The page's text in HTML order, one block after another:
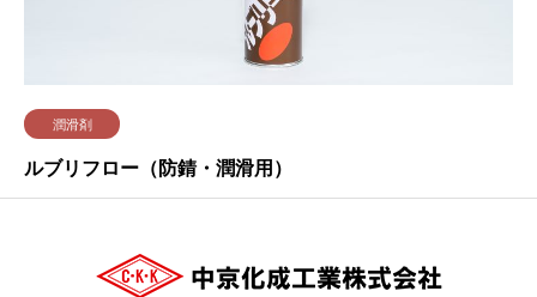
潤滑剤
ルブリフロー（防錆・潤滑用）